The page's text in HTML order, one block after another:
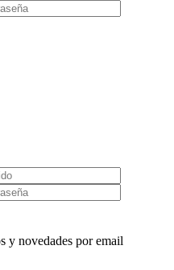
y novedades por email